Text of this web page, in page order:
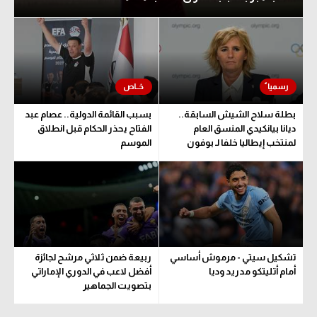
تحليل في الجول
حكايات في الجول
كويز في الجول
فيديو في الجول
بطلة سلاح الشيش السابقة..
ديانا بيانكيدي المنسق العام
لمنتخب إيطاليا خلفا لـ بوفون
بسبب القائمة الدولية.. عصام عبد
الفتاح يحذر الحكام قبل انطلاق
الموسم
تشكيل سيتي - مرموش أساسي
أمام أتليتكو مدريد وديا
ربيعة ضمن ثلاثي مرشح لجائزة
أفضل لاعب في الدوري الإماراتي
بتصويت الجماهير